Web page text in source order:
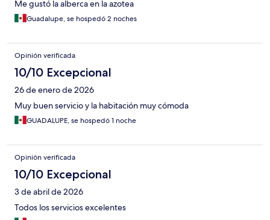
Me gustó la alberca en la azotea
Guadalupe, se hospedó 2 noches
Opinión verificada
10/10 Excepcional
26 de enero de 2026
Muy buen servicio y la habitación muy cómoda
GUADALUPE, se hospedó 1 noche
Opinión verificada
10/10 Excepcional
3 de abril de 2026
Todos los servicios excelentes